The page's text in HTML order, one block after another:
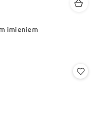
imieniem